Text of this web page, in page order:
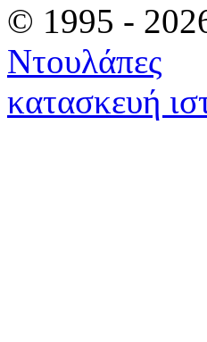
© 1995 -
Ντουλάπες
κατασκευή